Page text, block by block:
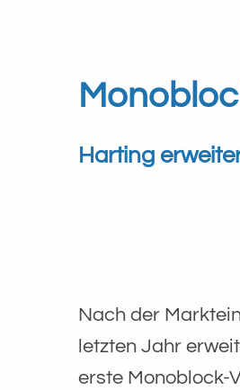
Harting
Nach der
letzten Jahr
erste Monoblock-